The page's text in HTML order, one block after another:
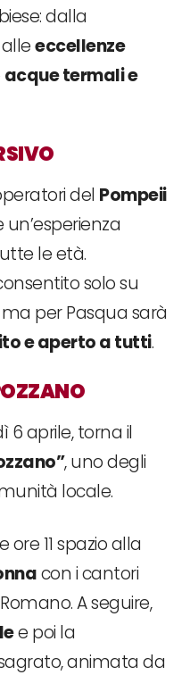
dalla
alleeccellenze
acque termali e
del Pompeii
un’esperienza
le età.
solo su
per Pasqua sarà
e aperto a tutti.
6 aprile, torna il
, uno degli
locale.
11 spazio alla
con i cantori
A seguire,
e poi la
animata da